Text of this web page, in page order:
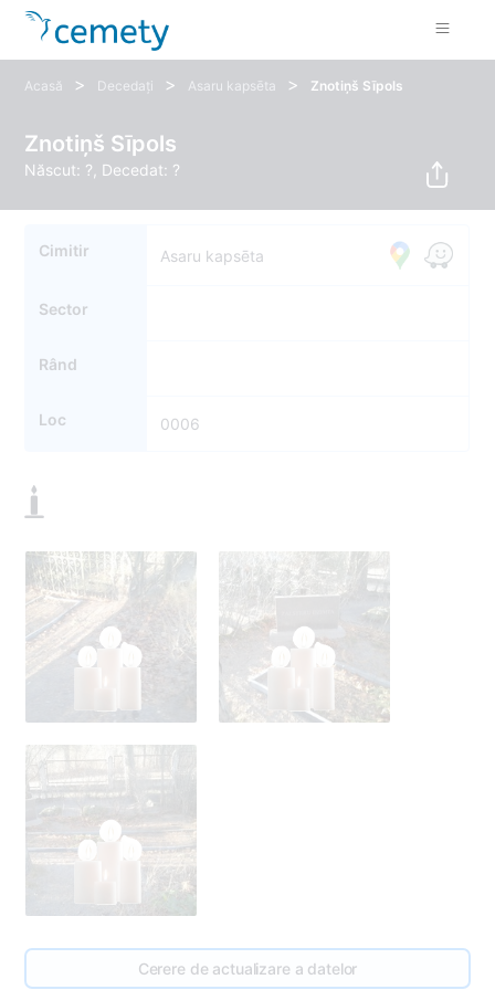
Acasă > Decedați > Asaru kapsēta > Znotiņš Sīpols
Znotiņš Sīpols
Născut: ?, Decedat: ?
Cimitir Asaru kapsēta
Sector
Rând
Loc 0006
Cerere de actualizare a datelor